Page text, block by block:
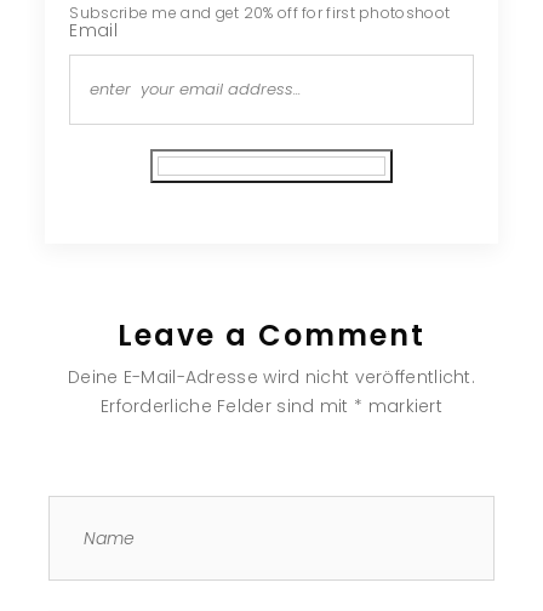
Subscribe me and get 20% off for first photoshoot
Email
Leave a Comment
Deine E-Mail-Adresse wird nicht veröffentlicht.
Erforderliche Felder sind mit * markiert